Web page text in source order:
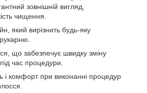
зовнішній вигляд,
чищення.
який вирізнить будь-яку
що забезпечує швидку зміну
час процедури.
і комфорт при виконанні процедур